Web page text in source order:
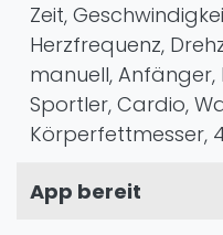
Zeit,
Herzfrequenz,
manuell,
Sportler, Cardio,
Körperfettmesser,
App bereit